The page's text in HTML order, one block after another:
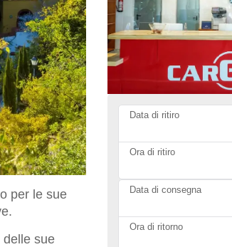
per le sue
delle sue
Data di ritiro
Ora di ritiro
Data di consegna
Ora di ritorno